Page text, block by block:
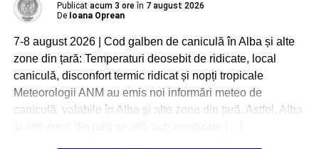
Publicat acum 3 ore în 7 august 2026
De Ioana Oprean
7-8 august 2026 | Cod galben de caniculă în Alba și alte
zone din țară: Temperaturi deosebit de ridicate, local
caniculă, disconfort termic ridicat și nopți tropicale
Meteorologii ANM au emis noi informări meteo de
caniculă, valabile în Alba și alte zone din țară. Astfel, Alba